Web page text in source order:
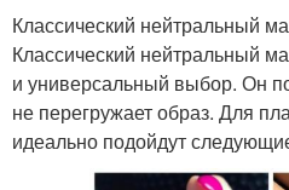
Классический нейтральный
Классический нейтральный
и универсальный выбор. Он
не перегружает образ. Для
идеально подойдут